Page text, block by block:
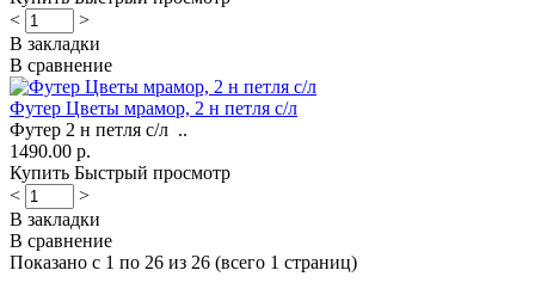
<
>
В закладки
В сравнение
Футер Цветы мрамор, 2 н петля с/л
Футер 2 н петля с/л ..
1490.00 р.
Купить Быстрый просмотр
<
>
В закладки
В сравнение
Показано с 1 по 26 из 26 (всего 1 страниц)